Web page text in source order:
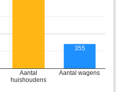
Aantal
huishoudens
Aantal wagens
355